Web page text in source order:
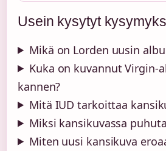
Usein kysytyt
Mikä on Lorden uusin
Kuka on kuvannut Virgin-
kannen?
Mitä IUD tarkoittaa
Miksi kansikuvassa
Miten uusi kansikuva